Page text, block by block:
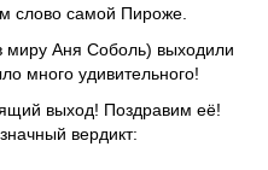
слово самой Пироже.
Аня Соболь) выходили
много удивительного!
выход! Поздравим её!
вердикт: